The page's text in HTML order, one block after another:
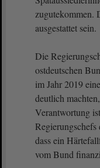
zugutekommen.
ausgestattet sein.
Die
ostdeutschen
im Jahr 2019
deutlich
Verantwortung
Regierungschefs
dass ein
vom Bund